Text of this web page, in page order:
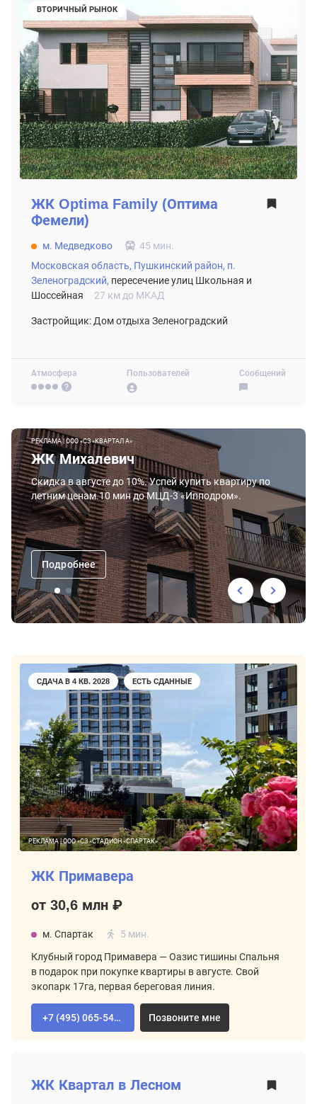
ВТОРИЧНЫЙ РЫНОК
Атмосфера Пользователей Сообщений
ЖК Optima Family (Оптима
Фемели)
м. Медведково
45 мин.
Московская область, Пушкинский район, п.
Зеленоградский, пересечение улиц Школьная и
Шоссейная
27 км до МКАД
Застройщик: Дом отдыха Зеленоградский
РЕКЛАМА | ООО «СЗ «КВАРТАЛ А»
ЖК Михалевич
Скидка в августе до 10%. Успей купить квартиру по
летним ценам.10 мин до МЦД-3 «Ипподром».
Подробнее
СДАЧА В 4 КВ. 2028 ЕСТЬ СДАННЫЕ
РЕКЛАМА | ООО «СЗ «СТАДИОН «СПАРТАК»
ЖК Примавера
от 30,6 млн ₽
м. Спартак 5 мин.
Клубный город Примавера — Оазис тишины Спальня
в подарок при покупке квартиры в августе. Свой
экопарк 17га, первая береговая линия.
+7 (495) 065-54-02 Позвоните мне
ЖК Квартал в Лесном